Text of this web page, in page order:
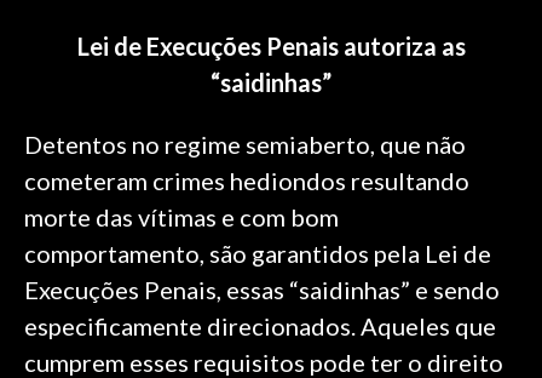
Lei de Execuções Penais autoriza as
“saidinhas”
Detentos no regime semiaberto, que não
cometeram crimes hediondos resultando
morte das vítimas e com bom
comportamento, são garantidos pela Lei de
Execuções Penais, essas “saidinhas” e sendo
especificamente direcionados. Aqueles que
cumprem esses requisitos pode ter o direito